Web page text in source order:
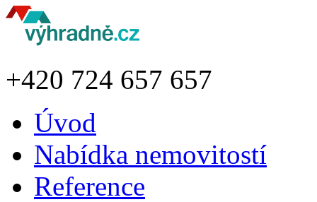
+420 724 657 657
Úvod
Nabídka nemovitostí
Reference